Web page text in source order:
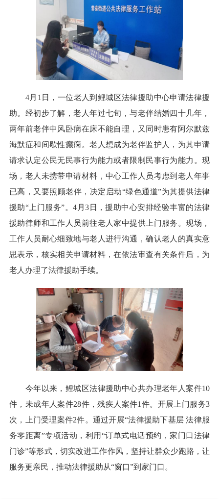
4月1日，一位老人到鲤城区法律援助中心申请法律援
助。经初步了解，老人年过七旬，与老伴结婚四十几年，
两年前老伴中风卧病在床不能自理，又同时患有阿尔默兹
海默症和间歇性癫痫。老人想成为老伴监护人，为其申请
请求认定公民无民事行为能力或者限制民事行为能力。现
场，老人未携带申请材料，中心工作人员考虑到老人年事
已高，又要照顾老伴，决定启动“绿色通道”为其提供法律
援助“上门服务”。4月3日，援助中心安排经验丰富的法律
援助律师和工作人员前往老人家中提供上门服务。现场，
工作人员耐心细致地与老人进行沟通，确认老人的真实意
思表示，核实相关申请材料，在依法审查有关条件后，为
老人办理了法律援助手续。
今年以来，鲤城区法律援助中心共办理老年人案件10
件，未成年人案件28件，残疾人案件1件。开展上门服务3
次，上门受理案件2件。通过开展“法律援助下基层 法律服
务零距离”专项活动，利用“订单式电话预约，家门口法律
门诊”等形式，切实改进工作作风，坚持让群众少跑路，让
服务更亲民，推动法律援助从“窗口”到家门口。